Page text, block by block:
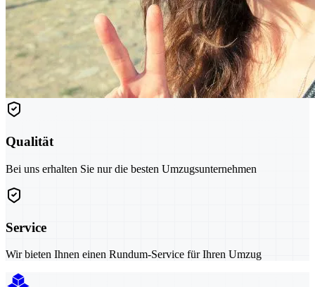
Qualität
Bei uns erhalten Sie nur die besten Umzugsunternehmen
Service
Wir bieten Ihnen einen Rundum-Service für Ihren Umzug